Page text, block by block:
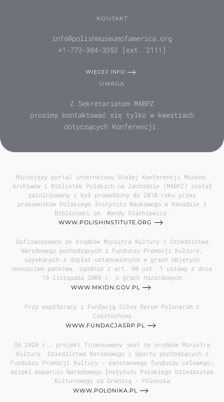
KONTAKT
info@polishmuseumofamerica.org
+1-773-384-3352 [ext. 2111]
WIĘCEJ INFO
UWAGA
Z Sekretariatem MABPZ
prosimy kontaktować się tylko w kwestiach
dotyczących Konferencji.
Niniejszy portal internetowy Stałej Konferencji Muzeów,
Archiwów i Bibliotek Polskich na Zachodzie (MABPZ) został
zainicjowany i był prowadzony do 2018 roku przez
pracowników Polskiego Instytutu Naukowego w Kanadzie i
Biblioteki im. Wandy Stachiewicz.
WWW.POLISHINSTITUTE.ORG
Dofinansowano ze środków Ministra Kultury i Dziedzictwa
Narodowego pochodzących z Funduszu Promocji Kultury,
uzyskanych z dopłat ustanowionych w grach objętych
monopolem państwa, zgodnie z art. 80 ust. 1 ustawy z dnia
19 listopada 2009 r. o grach hazardowych
WWW.MKIDN.GOV.PL
Przy współpracy z Fundacją Silva Rerum Polonarum z
Częstochowy
WWW.FUNDACJASRP.PL
Od 2020 r., projekt finansowany jest ze środków Ministra
Kultury, Dziedzictwa Narodowego i Sportu pochodzących z
Funduszu Promocji Kultury - państwowego funduszu celowego;
dzięki wsparciu Narodowego Instytutu Polskiego Dziedzictwa
Kulturowego za Granicą - Polonika
WWW.POLONIKA.PL